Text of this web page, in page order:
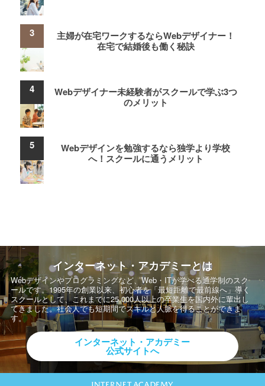
主婦が在宅ワークするならWebデザイナー！
在宅で結婚後も働く秘訣
Webデザイナー未経験者がスクールで学ぶ3つ
のメリット
Webデザインを勉強するなら独学より学校
へ！スクールに通うメリット
インターネット・アカデミーとは
Webデザインやプログラミングなど、Web・ITが学べる通学制のスク
ールです。1995年の創業以来、初心者を「最短距離で最前線へ」導く
スクールとして、これまでに25,000人以上の卒業生を国内外に輩出し
てきました。社会人でも短期間でスキルと人脈を得ることができま
す。
インターネット・アカデミー
公式サイトへ